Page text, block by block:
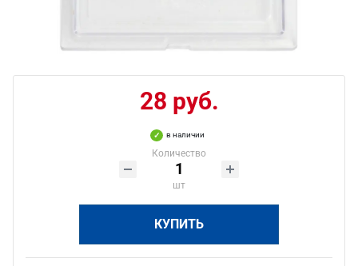
28 руб.
в наличии
Количество
шт
КУПИТЬ